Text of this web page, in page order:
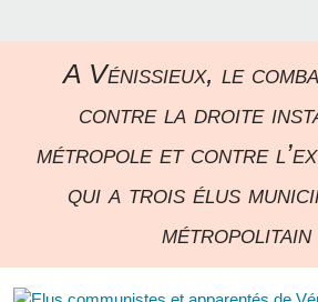
A Vénissieux, le
contre la droite
métropole et contre
qui a trois élus